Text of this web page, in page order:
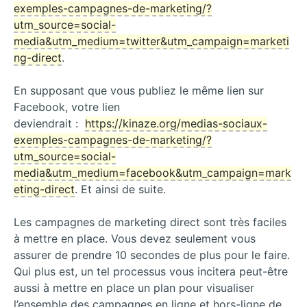
exemples-campagnes-de-marketing/?
utm_source=social-
media&utm_medium=twitter&utm_campaign=marketi
ng-direct.
En supposant que vous publiez le même lien sur
Facebook, votre lien
deviendrait : https://kinaze.org/medias-sociaux-
exemples-campagnes-de-marketing/?
utm_source=social-
media&utm_medium=facebook&utm_campaign=mark
eting-direct. Et ainsi de suite.
Les campagnes de marketing direct sont très faciles
à mettre en place. Vous devez seulement vous
assurer de prendre 10 secondes de plus pour le faire.
Qui plus est, un tel processus vous incitera peut-être
aussi à mettre en place un plan pour visualiser